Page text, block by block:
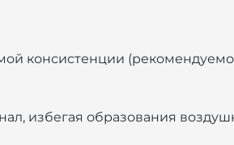
консистенции
избегая образования